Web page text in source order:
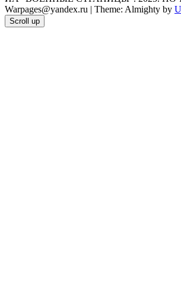
Warpages@yandex.ru | Theme: Almighty by
Scroll up